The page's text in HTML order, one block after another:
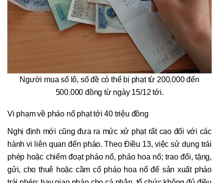
Người mua số lô, số đề có thể bị phạt từ 200.000 đến
500.000 đồng từ ngày 15/12 tới.
Vi phạm về pháo nổ phạt tới 40 triệu đồng
Nghị định mới cũng đưa ra mức xử phạt rất cao đối với các
hành vi liên quan đến pháo. Theo Điều 13, việc sử dụng trái
phép hoặc chiếm đoạt pháo nổ, pháo hoa nổ; trao đổi, tặng,
gửi, cho thuê hoặc cầm cố pháo hoa nổ để sản xuất pháo